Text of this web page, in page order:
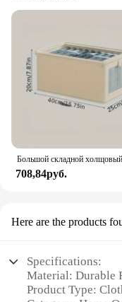
708,84руб.
Here are the products
Specifications:
Material: Durable
Product Type: